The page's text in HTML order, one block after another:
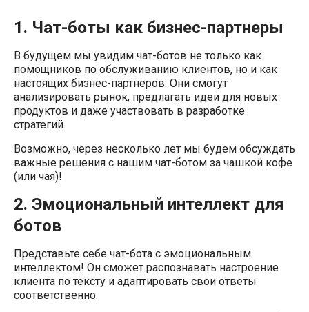
1. Чат-боты как бизнес-партнеры
В будущем мы увидим чат-ботов не только как
помощников по обслуживанию клиентов, но и как
настоящих бизнес-партнеров. Они смогут
анализировать рынок, предлагать идеи для новых
продуктов и даже участвовать в разработке
стратегий.
Возможно, через несколько лет мы будем обсуждать
важные решения с нашим чат-ботом за чашкой кофе
(или чая)!
2. Эмоциональный интеллект для
ботов
Представьте себе чат-бота с эмоциональным
интеллектом! Он сможет распознавать настроение
клиента по тексту и адаптировать свои ответы
соответственно.